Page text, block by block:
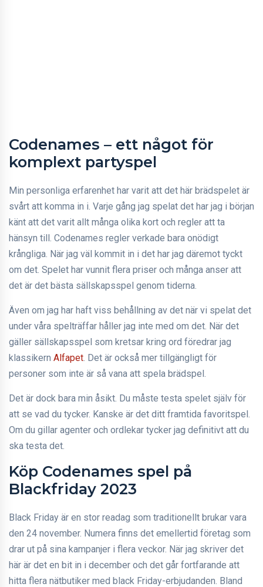
Codenames – ett något för
komplext partyspel
Min personliga erfarenhet har varit att det här brädspelet är
svårt att komma in i. Varje gång jag spelat det har jag i början
känt att det varit allt många olika kort och regler att ta
hänsyn till. Codenames regler verkade bara onödigt
krångliga. När jag väl kommit in i det har jag däremot tyckt
om det. Spelet har vunnit flera priser och många anser att
det är det bästa sällskapsspel genom tiderna.
Även om jag har haft viss behållning av det när vi spelat det
under våra spelträffar håller jag inte med om det. När det
gäller sällskapsspel som kretsar kring ord föredrar jag
klassikern Alfapet. Det är också mer tillgängligt för
personer som inte är så vana att spela brädspel.
Det är dock bara min åsikt. Du måste testa spelet själv för
att se vad du tycker. Kanske är det ditt framtida favoritspel.
Om du gillar agenter och ordlekar tycker jag definitivt att du
ska testa det.
Köp Codenames spel på
Blackfriday 2023
Black Friday är en stor readag som traditionellt brukar vara
den 24 november. Numera finns det emellertid företag som
drar ut på sina kampanjer i flera veckor. När jag skriver det
här är det en bit in i december och det går fortfarande att
hitta flera nätbutiker med black Friday-erbjudanden. Bland